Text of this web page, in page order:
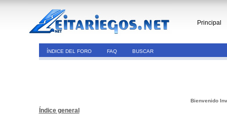
Principal
ÍNDICE DEL FORO FAQ BUSCAR
Bienvenido
Índice general